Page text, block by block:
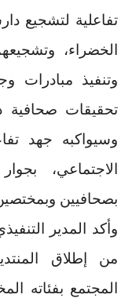
تفاعلية لتشجيع
الخضراء،
وتنفيذ مبادرات
تحقيقات صحافية
وسيواكبه جهد
الاجتماعي،
بصحافيين
وأكد المدير
من إطلاق
المجتمع بفئاته